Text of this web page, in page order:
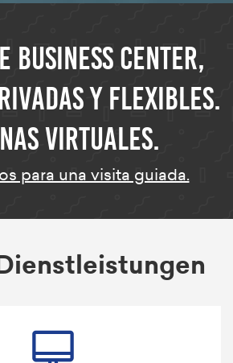
BUSINESS CENTER,
Y FLEXIBLES.
VIRTUALES.
para una visita guiada.